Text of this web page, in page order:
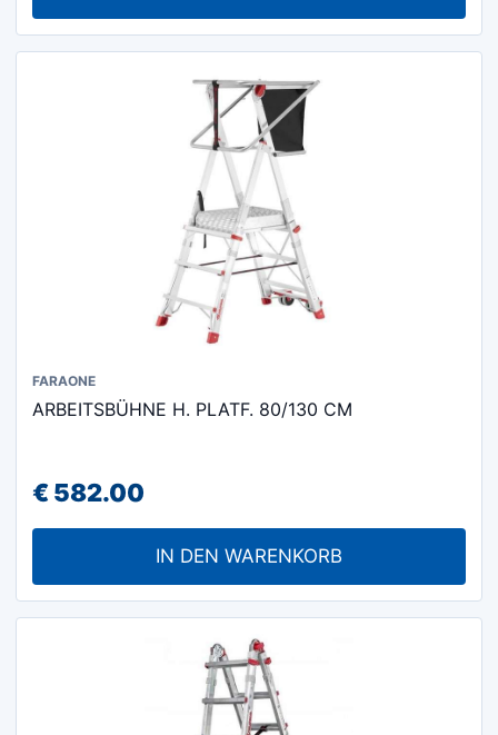
FARAONE
ARBEITSBÜHNE H. PLATF. 80/130 CM
€582.00
IN DEN WARENKORB